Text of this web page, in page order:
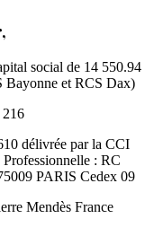
social de 14 550.94
et RCS Dax)
délivrée par la CCI
: RC
PARIS Cedex 09
Mendès France